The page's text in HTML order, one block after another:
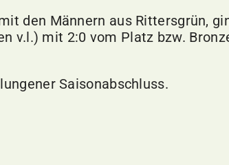
den Männern aus Rittersgrün,
v.l.) mit 2:0 vom Platz bzw.
Saisonabschluss.